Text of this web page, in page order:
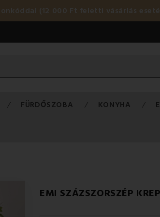
(12 000 Ft feletti vásárlás
FÜRDŐSZOBA KONYHA
EMI SZÁZSZORSZÉP